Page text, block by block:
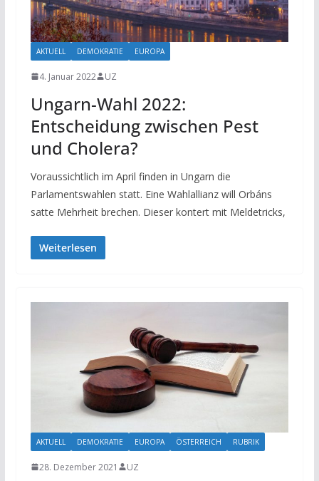
AKTUELL DEMOKRATIE EUROPA
4. Januar 2022 UZ
Ungarn-Wahl 2022:
Entscheidung zwischen Pest
und Cholera?
Voraussichtlich im April finden in Ungarn die
Parlamentswahlen statt. Eine Wahlallianz will Orbáns
satte Mehrheit brechen. Dieser kontert mit Meldetricks,
Weiterlesen
AKTUELL DEMOKRATIE EUROPA ÖSTERREICH RUBRIK
28. Dezember 2021 UZ